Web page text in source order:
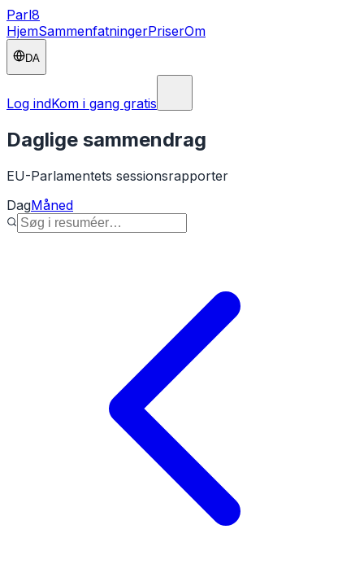
Parl8
HjemSammenfatningerPriserOm
DA
Log indKom i gang gratis
Daglige sammendrag
EU-Parlamentets sessionsrapporter
DagMåned